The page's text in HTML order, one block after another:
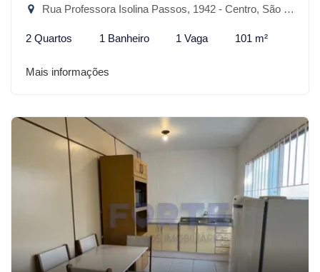
Rua Professora Isolina Passos, 1942 - Centro, São Lourenço do Sul-RS
2 Quartos 1 Banheiro 1 Vaga 101 m²
Mais informações